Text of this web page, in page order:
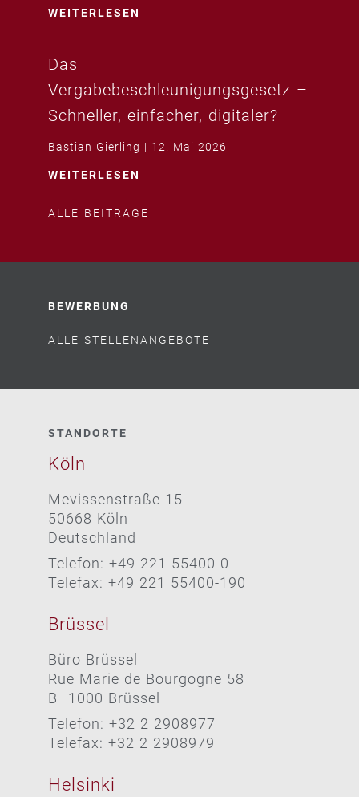
WEITERLESEN
Das
Vergabebeschleunigungsgesetz –
Schneller, einfacher, digitaler?
Bastian Gierling 12. Mai 2026
WEITERLESEN
ALLE BEITRÄGE
BEWERBUNG
ALLE STELLENANGEBOTE
STANDORTE
Köln
Mevissenstraße 15
50668 Köln
Deutschland
Telefon: +49 221 55400-0
Telefax: +49 221 55400-190
Brüssel
Büro Brüssel
Rue Marie de Bourgogne 58
B–1000 Brüssel
Telefon: +32 2 2908977
Telefax: +32 2 2908979
Helsinki